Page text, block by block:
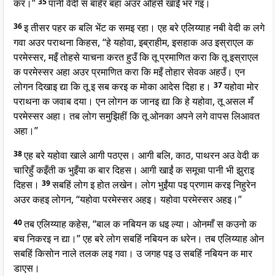
कर।” पानी वेदी स बाहेर बहा अउर ओहसे खाईं भर गइ।
36इ तीसर पहर क बलि भेंट क समइ रहा। एह बरे एलिय्याह नबी वेदी क लगे
गवा अउर पराथना किहस, “हे यहोवा, इब्राहीम, इसहाक अउ इस्राएल क
परमेस्सर, मइँ तोहसे याचना करत हुउँ कि तू प्रमाणित करा कि तू इस्राएल
क परमेस्सर अहा अउर प्रमाणित करा कि मइँ तोहार सेवक अहउँ। एन
लोगन दिखाइ द्या कि तू इ सब करइ क मोका आदेस दिहा ह। 37यहोवा मोर
पराथना क जवाब दया। एन लोगन क जानइ द्या कि हे यहोवा, तू असल मँ
परमेस्सर अहा। तब लोग समुझिहीं कि तू ओनका अपने लगे वापस लिआवत
अहा।”
38एह बरे यहोवा खाले आगी पठएस। आगी बलि, काठ, पाथरन अउ वेदी क
चारिहुँ कइँती क भुइँया क बार दिहस। आगी खाईं क समूचा पानी भी झुराइ
दिहस। 39सबहिं लोग इ होत लखेन। लोग भुईंया पइ प्रणाम करइ निहुरेन
अउर कहइ लोगन, “यहोवा परमेस्सर अहइ। यहोवा परमेस्सर अहइ।”
40तब एलिय्याह कहेस, “बाल क नबियन क धइ ल्या। ओनमाँ स कउनो क
बच निकरइ न द्या।” एह बरे लोग सबहिं नबियन क धरेन। तब एलिय्याह ओन
सबहिं किसोन नाले तलक लइ गवा। उ जगह पइ उ सबहिं नबियन क मार
डाएस।